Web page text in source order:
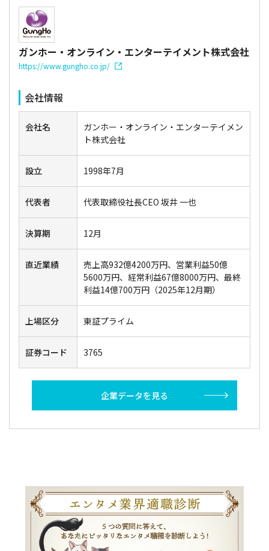
ガンホー・オンライン・エンターテイメント株式会社
https://www.gungho.co.jp/
会社情報
会社名
ガンホー・オンライン・エンターテイメン
ト株式会社
設立 1998年7月
代表者 代表取締役社長CEO 坂井 一也
決算期 12月
直近業績
売上高932億4200万円、営業利益50億
5600万円、経常利益67億8000万円、最終
利益14億700万円（2025年12月期）
上場区分 東証プライム
証券コード 3765
企業データを見る